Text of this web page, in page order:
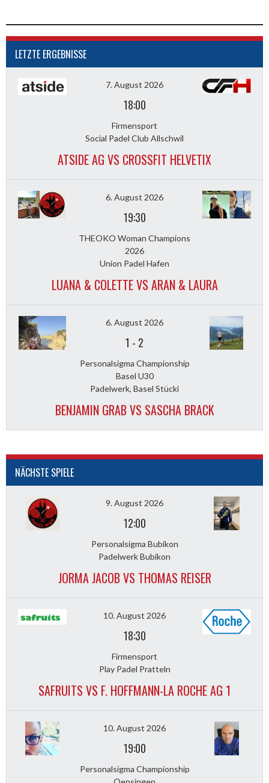
LETZTE ERGEBNISSE
7. August 2026
18:00
Firmensport
Social Padel Club Allschwil
ATSIDE AG VS CROSSFIT HELVETIX
6. August 2026
19:30
THEOKO Woman Champions
2026
Union Padel Hafen
LUANA & COLETTE VS ARAN & LAURA
6. August 2026
1 - 2
Personalsigma Championship
Basel U30
Padelwerk, Basel Stücki
BENJAMIN GRAB VS SASCHA BRACK
NÄCHSTE SPIELE
9. August 2026
12:00
Personalsigma Bubikon
Padelwerk Bubikon
JORMA JACOB VS THOMAS REISER
10. August 2026
18:30
Firmensport
Play Padel Pratteln
SAFRUITS VS F. HOFFMANN-LA ROCHE AG 1
10. August 2026
19:00
Personalsigma Championship